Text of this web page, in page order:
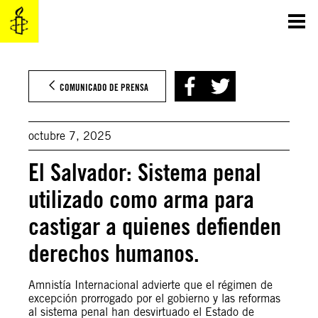
Saltar
contenido
COMUNICADO DE PRENSA
octubre 7, 2025
El Salvador: Sistema penal
utilizado como arma para
castigar a quienes defienden
derechos humanos.
Amnistía Internacional advierte que el régimen de
excepción prorrogado por el gobierno y las reformas
al sistema penal han desvirtuado el Estado de